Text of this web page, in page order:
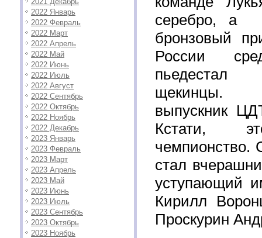
2022 Январь
2022 Февраль
2022 Март
2022 Апрель
2022 Май
2022 Июнь
2022 Июль
2022 Август
2022 Сентябрь
2022 Октябрь
2022 Ноябрь
2022 Декабрь
2023 Январь
2023 Февраль
2023 Март
2023 Апрель
2023 Май
2023 Июнь
2023 Июль
2023 Сентябрь
2023 Октябрь
2023 Ноябрь
серебро, а
бронзовый
России
щекинцы.
выпускник
Кстати,
чемпионство.
стал
уступающий
Кирилл
Проскурин